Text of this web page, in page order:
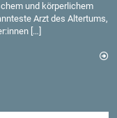
und kör­per­li­chem
Arzt des Al­ter­tums,
[…]